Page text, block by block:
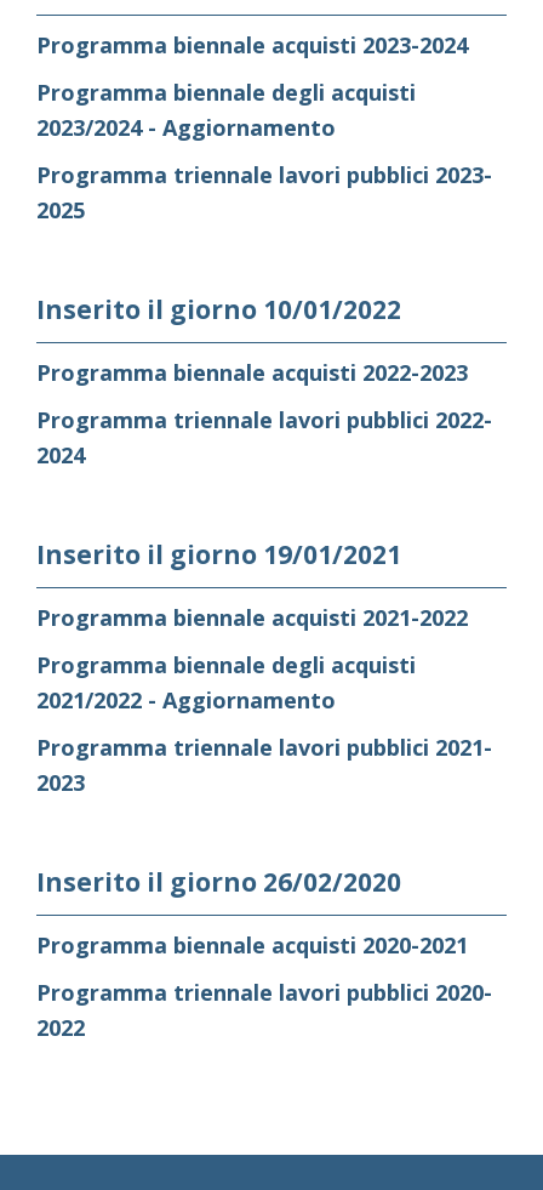
Programma biennale acquisti 2023-2024
Programma biennale degli acquisti
2023/2024 - Aggiornamento
Programma triennale lavori pubblici 2023-
2025
Inserito il giorno 10/01/2022
Programma biennale acquisti 2022-2023
Programma triennale lavori pubblici 2022-
2024
Inserito il giorno 19/01/2021
Programma biennale acquisti 2021-2022
Programma biennale degli acquisti
2021/2022 - Aggiornamento
Programma triennale lavori pubblici 2021-
2023
Inserito il giorno 26/02/2020
Programma biennale acquisti 2020-2021
Programma triennale lavori pubblici 2020-
2022